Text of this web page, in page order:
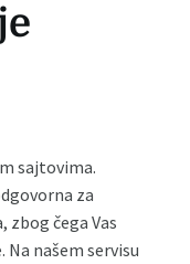
sajtovima.
za
čega Vas
našem servisu